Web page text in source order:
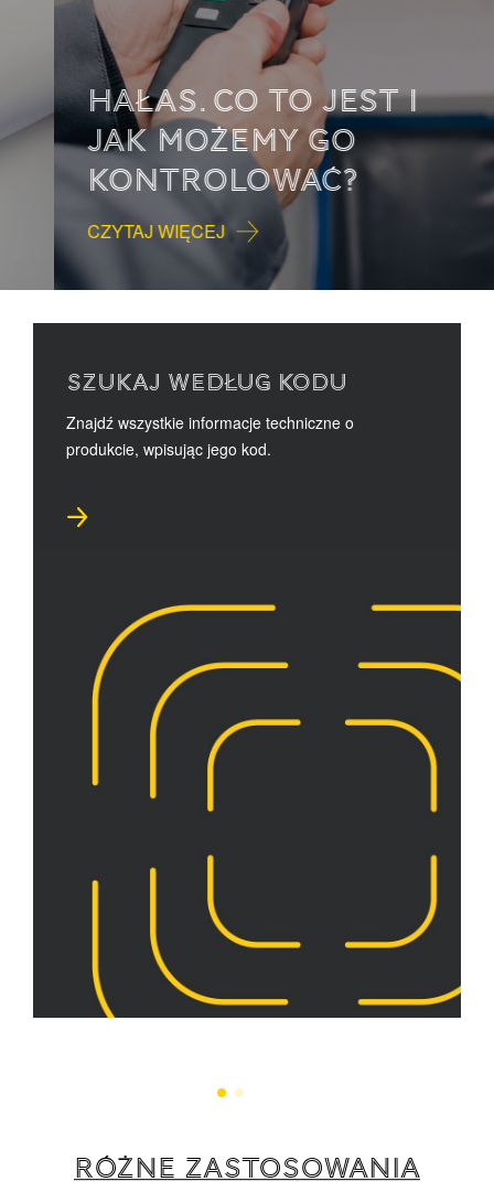
HAŁAS. CO TO JEST I
JAK MOŻEMY GO
KONTROLOWAĆ?
CZYTAJ WIĘCEJ
SZUKAJ WEDŁUG KODU
Znajdź wszystkie informacje techniczne o
produkcie, wpisując jego kod.
RÓŻNE ZASTOSOWANIA